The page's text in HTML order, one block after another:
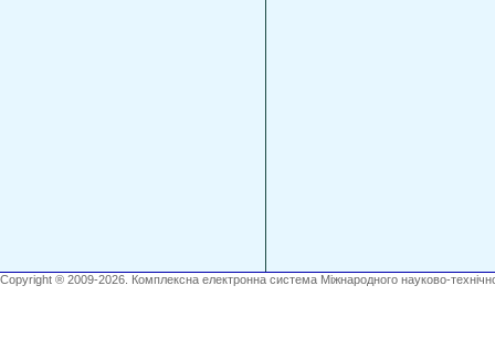
Copyright ® 2009-2026. Комплексна електронна система Міжнародного науково-